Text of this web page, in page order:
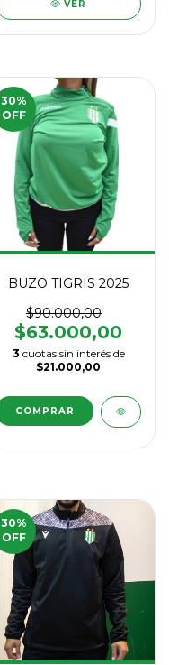
VER
30%
OFF
BUZO TIGRIS 2025
$90.000,00
$63.000,00
3 cuotas sin interés de
$21.000,00
COMPRAR
30%
OFF